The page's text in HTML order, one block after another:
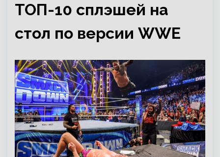
ТОП-10 сплэшей на
стол по версии WWE